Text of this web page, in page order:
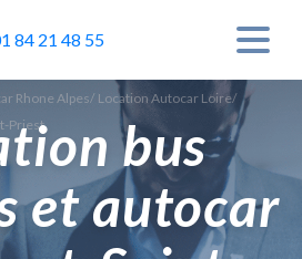
84 21 48 55
Rhone Alpes/ Location Autocar Loire/
Priest
bus
et autocar